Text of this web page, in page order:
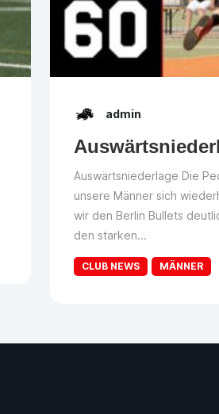
admin
Auswärtsniederlage Die
unsere Männer sich
wir den Berlin Bullets
den starken...
CLUB NEWS MÄNNER